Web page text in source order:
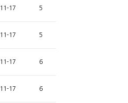
11-17 5
11-17 5
11-17 6
11-17 6